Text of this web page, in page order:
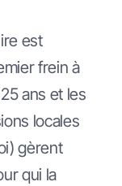
est
frein à
ans et les
locales
gèrent
qui la